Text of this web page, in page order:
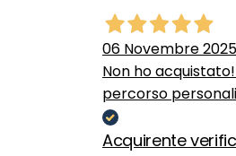
06 Novembre 2025
Non ho
percorso
Acquirente